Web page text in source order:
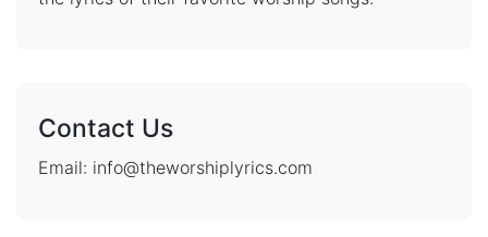
Contact Us
Email: info@theworshiplyrics.com